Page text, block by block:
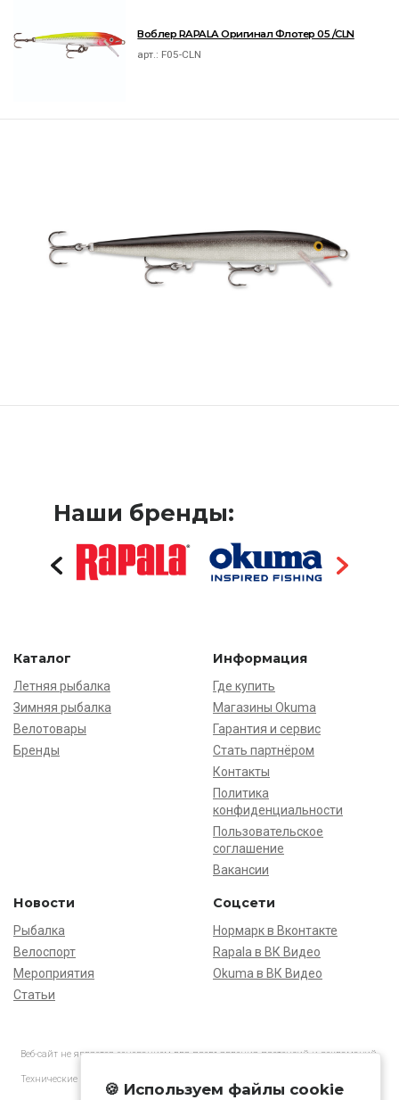
Воблер RAPALA Оригинал Флотер 05 /CLN
арт.: F05-CLN
Наши бренды:
Каталог
Летняя рыбалка
Зимняя рыбалка
Велотовары
Бренды
Информация
Где купить
Магазины Okuma
Гарантия и сервис
Стать партнёром
Контакты
Политика
конфиденциальности
Пользовательское
соглашение
Вакансии
Новости
Рыбалка
Велоспорт
Мероприятия
Статьи
Соцсети
Нормарк в Вконтакте
Rapala в ВК Видео
Okuma в ВК Видео
Веб-сайт не является основанием для предъявления претензий и рекламаций,
Технические характеристики товаров могут отличаться от указанных на сайте.
🍪 Используем файлы cookie